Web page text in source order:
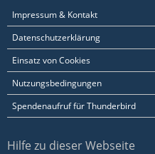
Impressum & Kontakt
Datenschutzerklärung
Einsatz von Cookies
Nutzungsbedingungen
Spendenaufruf für Thunderbird
Hilfe zu dieser Webseite